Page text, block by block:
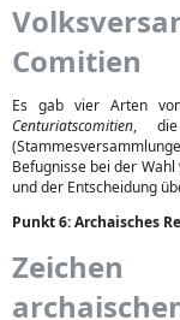
Comitien
Es gab vier Arten
Centuriatscomitien,
Befugnisse bei der
und der Entscheidung
Punkt 6: Archaisches